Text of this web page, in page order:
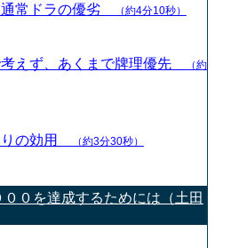
通常ドラの優劣 （約4分10秒）
考えず、あくまで牌理優先
（約
りの効用 （約3分30秒）
０を達成するためには（土田